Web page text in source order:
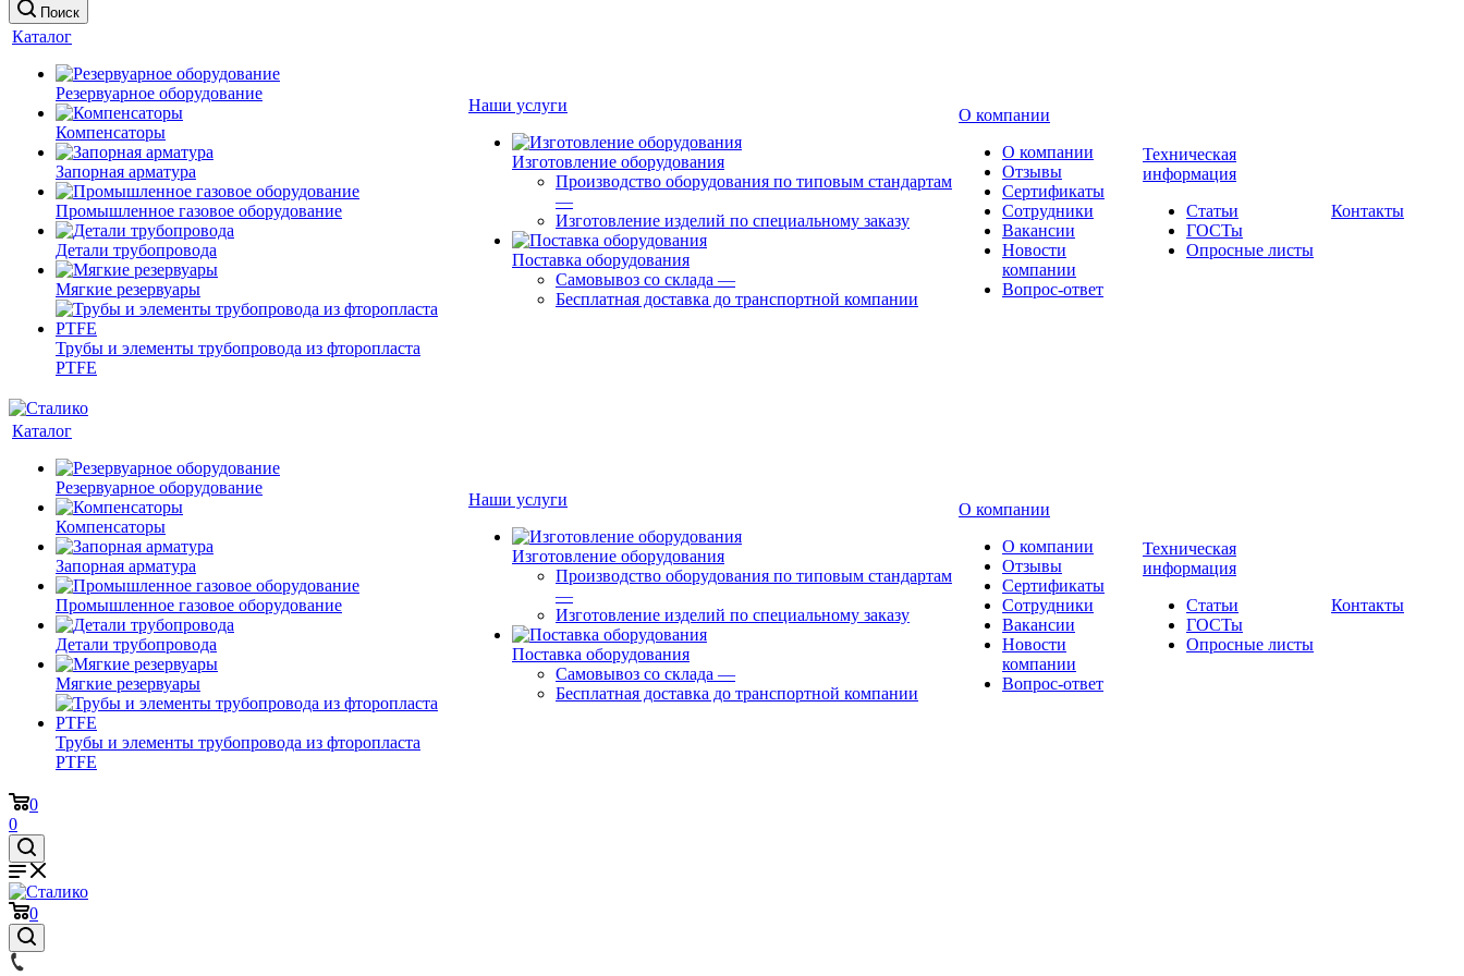
Поиск
Каталог
Резервуарное оборудование
Компенсаторы
Запорная арматура
Промышленное газовое оборудование
Детали трубопровода
Мягкие резервуары
Трубы и элементы трубопровода из фторопласта
PTFE
Наши услуги
Изготовление оборудования
Производство оборудования по типовым стандартам
—
Изготовление изделий по специальному заказу
Поставка оборудования
Самовывоз со склада —
Бесплатная доставка до транспортной компании
О компании
О компании
Отзывы
Сертификаты
Сотрудники
Вакансии
Новости
компании
Вопрос-ответ
Техническая
информация
Статьи
ГОСТы
Опросные листы
Контакты
Каталог
Резервуарное оборудование
Компенсаторы
Запорная арматура
Промышленное газовое оборудование
Детали трубопровода
Мягкие резервуары
Трубы и элементы трубопровода из фторопласта
PTFE
Наши услуги
Изготовление оборудования
Производство оборудования по типовым стандартам
—
Изготовление изделий по специальному заказу
Поставка оборудования
Самовывоз со склада —
Бесплатная доставка до транспортной компании
О компании
О компании
Отзывы
Сертификаты
Сотрудники
Вакансии
Новости
компании
Вопрос-ответ
Техническая
информация
Статьи
ГОСТы
Опросные листы
Контакты
0
0
0